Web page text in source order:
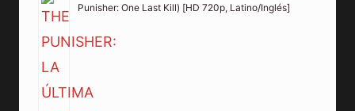
Punisher: One Last Kill) [HD 720p, Latino/Inglés]